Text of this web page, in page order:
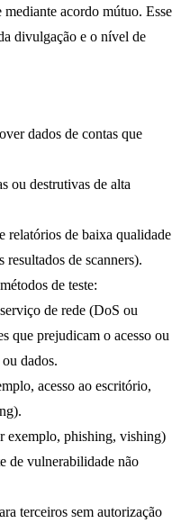
acordo mútuo. Esse
divulgação e o nível de
dados de contas que
ou destrutivas de alta
relatórios de baixa qualidade
de scanners).
de teste:
de rede (DoS ou
que prejudicam o acesso ou
dados.
acesso ao escritório,
exemplo, phishing, vishing)
de vulnerabilidade não
terceiros sem autorização